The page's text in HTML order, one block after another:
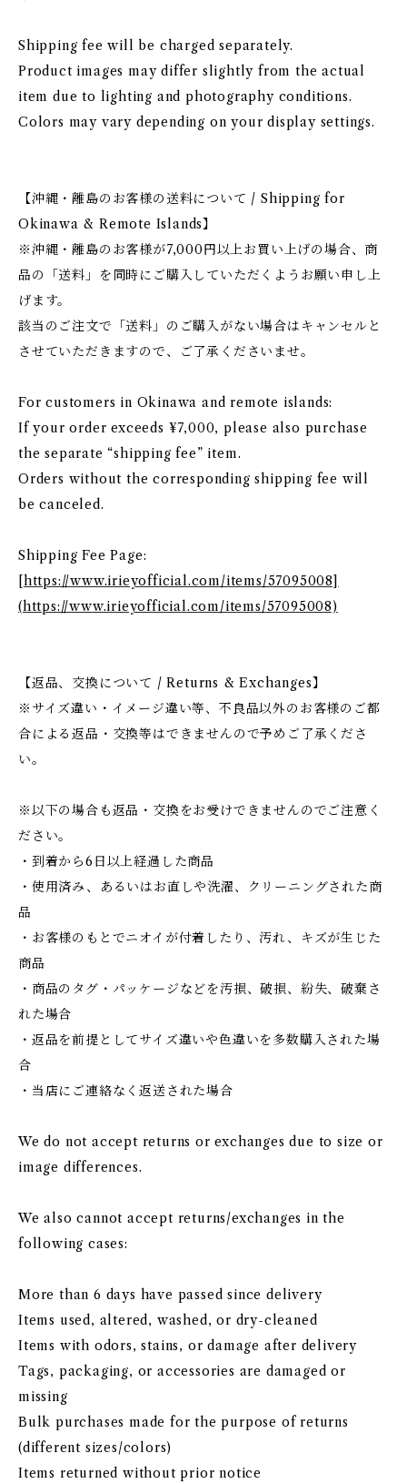
Shipping fee will be charged separately.
Product images may differ slightly from the actual
item due to lighting and photography conditions.
Colors may vary depending on your display settings.
【沖縄・離島のお客様の送料について / Shipping for
Okinawa & Remote Islands】
※沖縄・離島のお客様が7,000円以上お買い上げの場合、商
品の「送料」を同時にご購入していただくようお願い申し上
げます。
該当のご注文で「送料」のご購入がない場合はキャンセルと
させていただきますので、ご了承くださいませ。
For customers in Okinawa and remote islands:
If your order exceeds ¥7,000, please also purchase
the separate “shipping fee” item.
Orders without the corresponding shipping fee will
be canceled.
Shipping Fee Page:
[https://www.irieyofficial.com/items/57095008]
(https://www.irieyofficial.com/items/57095008)
【返品、交換について / Returns & Exchanges】
※サイズ違い・イメージ違い等、不良品以外のお客様のご都
合による返品・交換等はできませんので予めご了承くださ
い。
※以下の場合も返品・交換をお受けできませんのでご注意く
ださい。
・到着から6日以上経過した商品
・使用済み、あるいはお直しや洗濯、クリーニングされた商
品
・お客様のもとでニオイが付着したり、汚れ、キズが生じた
商品
・商品のタグ・パッケージなどを汚損、破損、紛失、破棄さ
れた場合
・返品を前提としてサイズ違いや色違いを多数購入された場
合
・当店にご連絡なく返送された場合
We do not accept returns or exchanges due to size or
image differences.
We also cannot accept returns/exchanges in the
following cases:
More than 6 days have passed since delivery
Items used, altered, washed, or dry-cleaned
Items with odors, stains, or damage after delivery
Tags, packaging, or accessories are damaged or
missing
Bulk purchases made for the purpose of returns
(different sizes/colors)
Items returned without prior notice